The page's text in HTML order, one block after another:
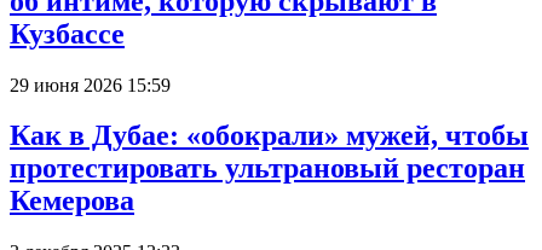
Кузбассе
29 июня 2026 15:59
Как в Дубае: «обокрали» мужей, чтобы
протестировать ультрановый ресторан
Кемерова